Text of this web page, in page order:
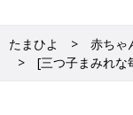
たまひよ 赤ちゃ
[三つ子まみれな